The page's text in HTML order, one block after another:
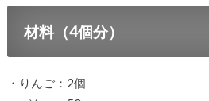
材料（4個分）
・りんご：2個